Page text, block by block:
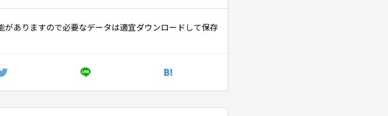
がありますので必要なデータは適宜ダウンロードして保存